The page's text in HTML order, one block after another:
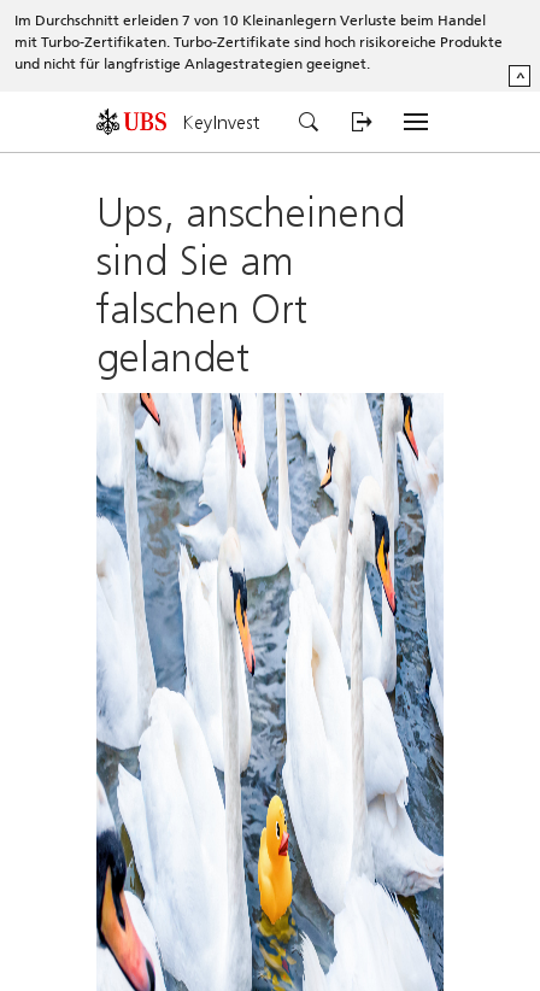
Im Durchschnitt erleiden 7 von 10 Kleinanlegern Verluste beim Handel
mit Turbo-Zertifikaten. Turbo-Zertifikate sind hoch risikoreiche Produkte
und nicht für langfristige Anlagestrategien geeignet.
^
KeyInvest
Ups, anscheinend
sind Sie am
falschen Ort
gelandet